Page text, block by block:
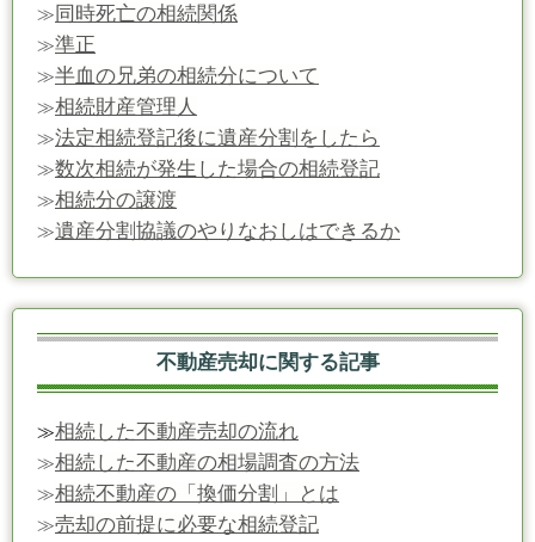
≫同時死亡の相続関係
≫準正
≫半血の兄弟の相続分について
≫相続財産管理人
≫法定相続登記後に遺産分割をしたら
≫数次相続が発生した場合の相続登記
≫相続分の譲渡
≫遺産分割協議のやりなおしはできるか
不動産売却に関する記事
≫相続した不動産売却の流れ
≫相続した不動産の相場調査の方法
≫相続不動産の「換価分割」とは
≫売却の前提に必要な相続登記